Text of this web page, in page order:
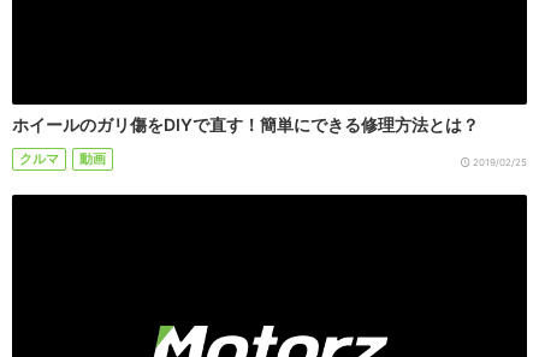
ホイールのガリ傷をDIYで直す！簡単にできる修理方法とは？
クルマ 動画 2019/02/25